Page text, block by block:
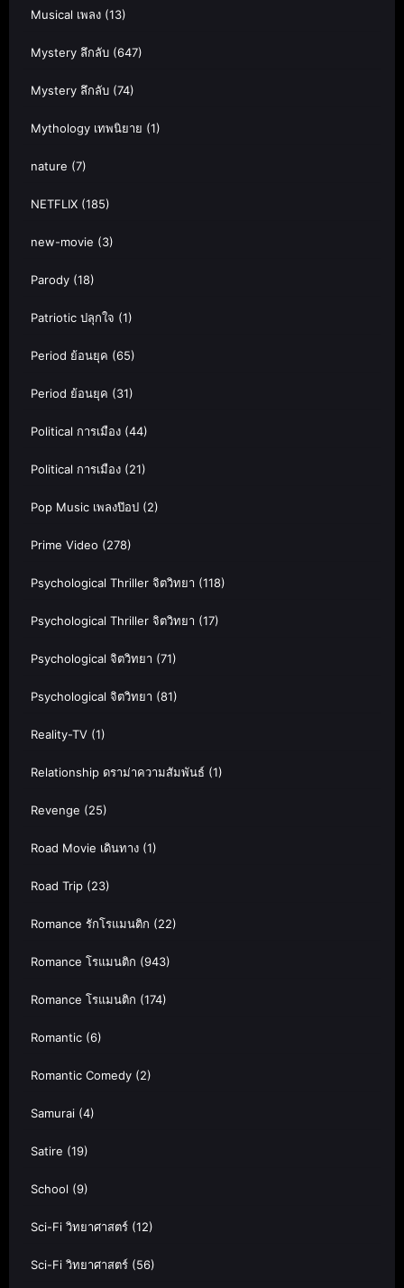
Musical เพลง (13)
Mystery ลึกลับ (647)
Mystery ลึกลับ (74)
Mythology เทพนิยาย (1)
nature (7)
NETFLIX (185)
new-movie (3)
Parody (18)
Patriotic ปลุกใจ (1)
Period ย้อนยุค (65)
Period ย้อนยุค (31)
Political การเมือง (44)
Political การเมือง (21)
Pop Music เพลงป๊อป (2)
Prime Video (278)
Psychological Thriller จิตวิทยา (118)
Psychological Thriller จิตวิทยา (17)
Psychological จิตวิทยา (71)
Psychological จิตวิทยา (81)
Reality-TV (1)
Relationship ดราม่าความสัมพันธ์ (1)
Revenge (25)
Road Movie เดินทาง (1)
Road Trip (23)
Romance รักโรแมนติก (22)
Romance โรแมนติก (943)
Romance โรแมนติก (174)
Romantic (6)
Romantic Comedy (2)
Samurai (4)
Satire (19)
School (9)
Sci-Fi วิทยาศาสตร์ (12)
Sci-Fi วิทยาศาสตร์ (56)